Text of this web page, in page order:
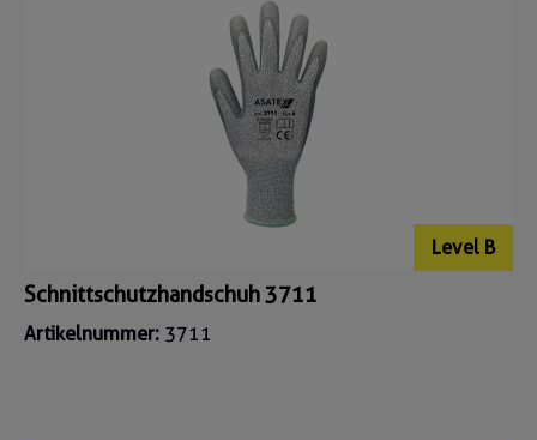
Level B
Schnittschutzhandschuh 3711
Artikelnummer: 3711